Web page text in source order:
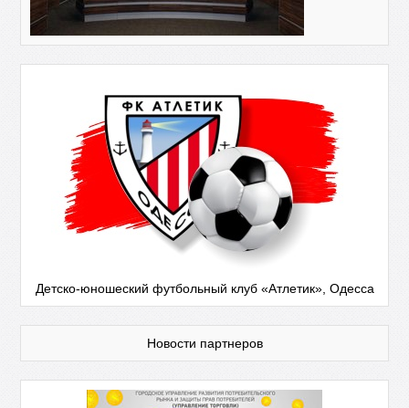
Детско-юношеский футбольный клуб «Атлетик», Одесса
Новости партнеров